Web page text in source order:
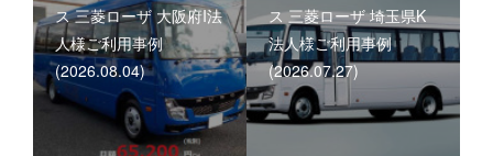
ス 三菱ローザ 大阪府I法
人様ご利用事例
(2026.08.04)
ス 三菱ローザ 埼玉県K
法人様ご利用事例
(2026.07.27)